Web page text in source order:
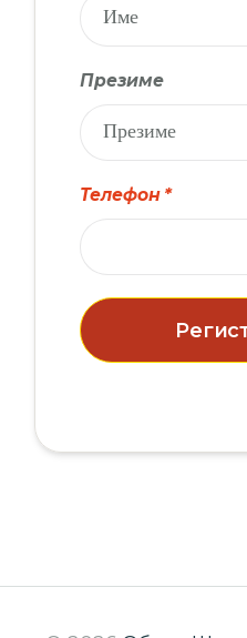
Презиме
Телефон